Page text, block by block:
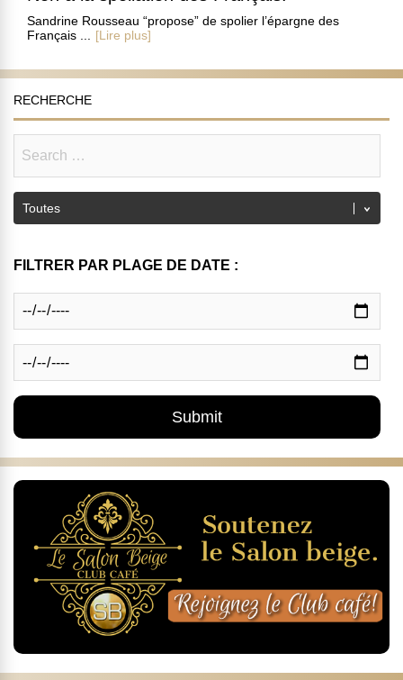
Sandrine Rousseau “propose” de spolier l’épargne des
Français ...
[Lire plus]
RECHERCHE
FILTRER PAR PLAGE DE DATE :